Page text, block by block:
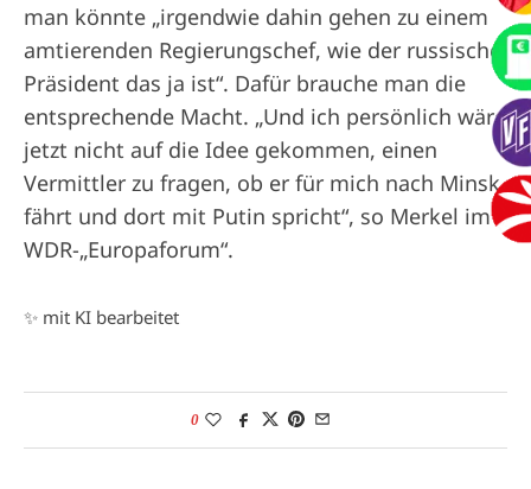
man könnte „irgendwie dahin gehen zu einem
amtierenden Regierungschef, wie der russische
Präsident das ja ist“. Dafür brauche man die
entsprechende Macht. „Und ich persönlich wäre
jetzt nicht auf die Idee gekommen, einen
Vermittler zu fragen, ob er für mich nach Minsk
fährt und dort mit Putin spricht“, so Merkel im
WDR-„Europaforum“.
✨ mit KI bearbeitet
0